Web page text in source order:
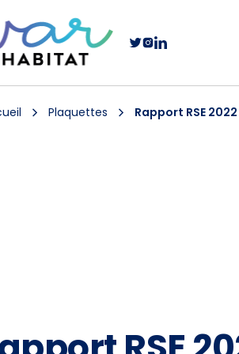
Plaquettes Rapport RSE 2022